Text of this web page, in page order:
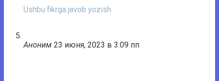
Ushbu fikrga javob yozish
Аноним 23 июня, 2023 в 3:09 пп